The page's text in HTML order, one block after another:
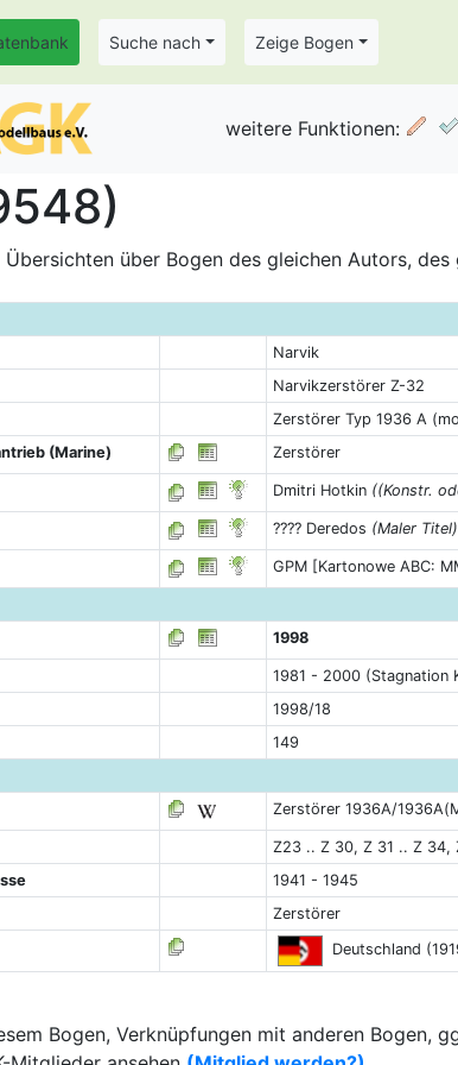
Suche nach Zeige Bogen
weitere Funktionen:
über Bogen des gleichen Autors,
Narvik
Narvikzerstörer Z-32
Zerstörer Typ 1936 A
(Marine)
Zerstörer
Dmitri Hotkin ((Konstr.
???? Deredos (Maler Titel)
GPM [Kartonowe ABC:
1998
1981 - 2000 (Stagnation
1998/18
149
Zerstörer 1936A/
Z23 .. Z 30, Z 31 .. Z 34,
1941 - 1945
Zerstörer
Deutschland
Bogen, Verknüpfungen mit anderen Bogen,